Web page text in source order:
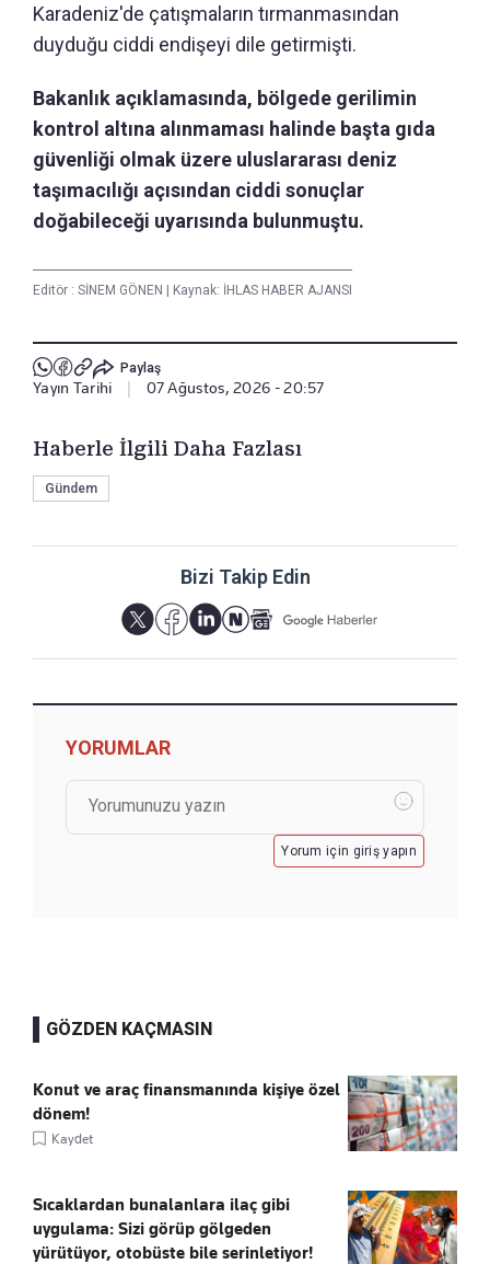
Karadeniz'de çatışmaların tırmanmasından
duyduğu ciddi endişeyi dile getirmişti.
Bakanlık açıklamasında, bölgede gerilimin
kontrol altına alınmaması halinde başta gıda
güvenliği olmak üzere uluslararası deniz
taşımacılığı açısından ciddi sonuçlar
doğabileceği uyarısında bulunmuştu.
Editör : SİNEM GÖNEN Kaynak: İHLAS HABER AJANSI
Paylaş
Yayın Tarihi 07 Ağustos, 2026 - 20:57
Haberle İlgili Daha Fazlası
Gündem
Bizi Takip Edin
YORUMLAR
Yorum için giriş yapın
GÖZDEN KAÇMASIN
Konut ve araç finansmanında kişiye özel
dönem!
Kaydet
Sıcaklardan bunalanlara ilaç gibi
uygulama: Sizi görüp gölgeden
yürütüyor, otobüste bile serinletiyor!